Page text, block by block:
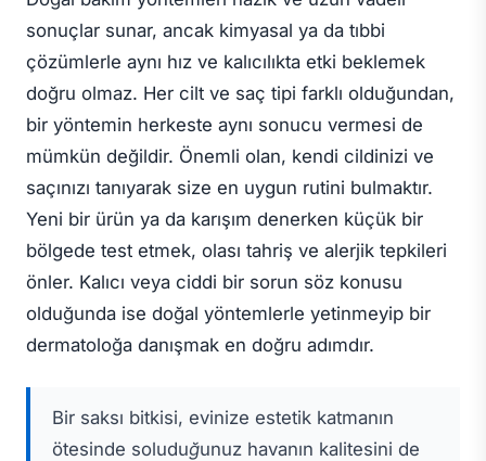
sonuçlar sunar, ancak kimyasal ya da tıbbi
çözümlerle aynı hız ve kalıcılıkta etki beklemek
doğru olmaz. Her cilt ve saç tipi farklı olduğundan,
bir yöntemin herkeste aynı sonucu vermesi de
mümkün değildir. Önemli olan, kendi cildinizi ve
saçınızı tanıyarak size en uygun rutini bulmaktır.
Yeni bir ürün ya da karışım denerken küçük bir
bölgede test etmek, olası tahriş ve alerjik tepkileri
önler. Kalıcı veya ciddi bir sorun söz konusu
olduğunda ise doğal yöntemlerle yetinmeyip bir
dermatoloğa danışmak en doğru adımdır.
Bir saksı bitkisi, evinize estetik katmanın
ötesinde soluduğunuz havanın kalitesini de